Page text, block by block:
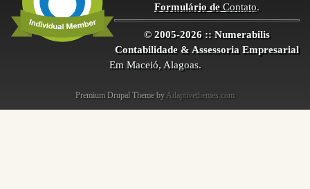
Formulário deContato.
© 2005-2026 :: Numerabilis
Contabilidade & Assessoria Empresarial
Em Maceió, Alagoas.
Premium Drupal Theme by Adaptivethemes.com